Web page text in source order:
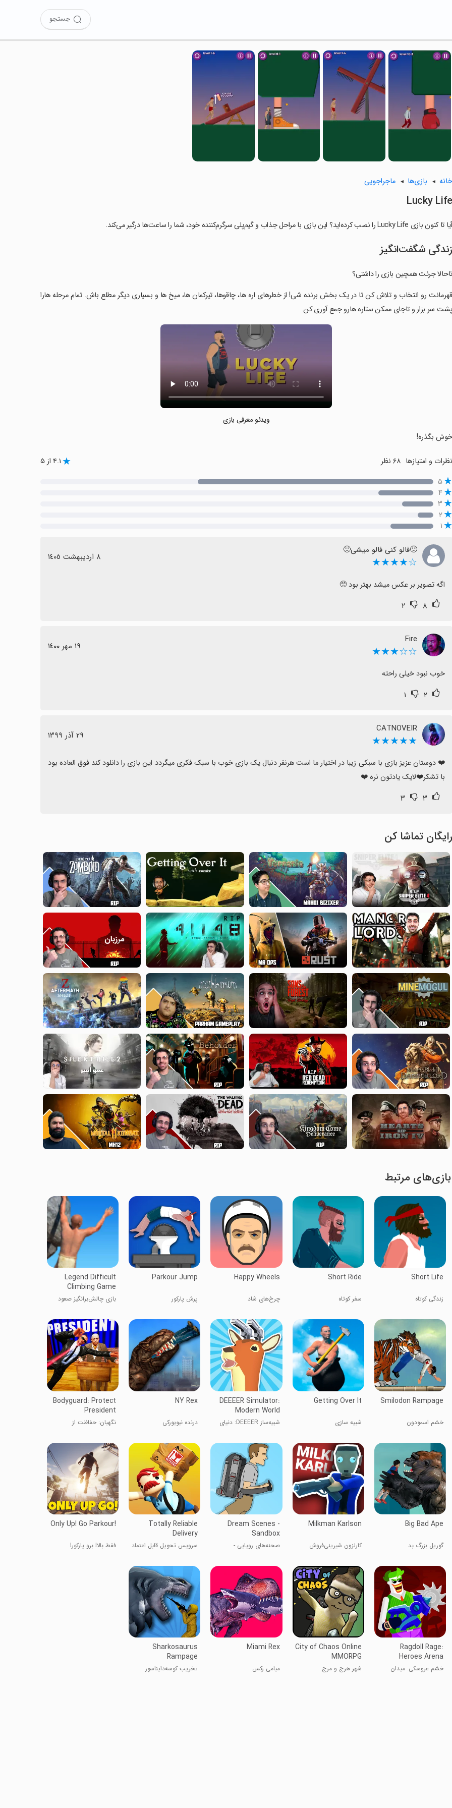
جستجو
خانه بازی‌ها ماجراجویی
Lucky Life
آیا تا کنون بازی Lucky Life را نصب کرده‌اید؟ این بازی با مراحل جذاب و گیم‌پلی سرگرم‌کننده خود، شما را ساعت‌ها درگیر می‌کند.
زندگی شگفت‌انگیز
تاحالا جرئت همچین بازی را داشتی؟
‏قهرمانت رو انتخاب و تلاش کن تا در یک بخش برنده شی! از خطرهای اره ها، چاقوها، تیرکمان ها، میخ ها و بسیاری دیگر مطلع باش. تمام مرحله هارا
پشت سر بزار و تاجای ممکن ستاره هارو جمع آوری کن.
ویدئو معرفی بازی
‏خوش بگذره!
نظرات و امتیازها ۴.۱ از ۵
۵
۴
۳
۲
۱
🙂فالو کنی فالو میشی🙂
☆★★★★ ٨ اردیبهشت ١٤٠٥
اگه تصویر بر عکس میشد بهتر بود 🥺
۸ ۲
Fire
☆☆★★★ ١٩ مهر ١٤٠٠
خوب نبود خیلی راحته
۲ ۱
CATNOVEIR
★★★★★ ٢٩ آذر ١٣٩٩
با تشکر❤️لایک یادتون نره ❤️
۳ ۳
رایگان تماشا کن
بازی‌های مرتبط
Short Life
زندگی کوتاه
Short Ride
سفر کوتاه
Happy Wheels
چرخ‌های شاد
Parkour Jump
پرش پارکور
Legend Difficult
Climbing Game
بازی چالش‌برانگیز صعود
Smilodon Rampage
خشم اسمودون
Getting Over It
شبیه سازی
DEEEER Simulator:
Modern World
شبیه‌ساز DEEEER: دنیای
NY Rex
درنده نیویورکی
Bodyguard: Protect
President
نگهبان: حفاظت از
Big Bad Ape
گوریل بزرگ بد
Milkman Karlson
کارلزون شیرینی‌فروش
Dream Scenes -
Sandbox
صحنه‌های رویایی -
Totally Reliable
Delivery
سرویس تحویل قابل اعتماد
Only Up! Go Parkour!
فقط بالا! برو پارکور!
Ragdoll Rage:
Heroes Arena
خشم عروسکی: میدان
City of Chaos Online
MMORPG
شهر هرج و مرج
Miami Rex
میامی رکس
Sharkosaurus
Rampage
تخریب کوسه‌دایناسور